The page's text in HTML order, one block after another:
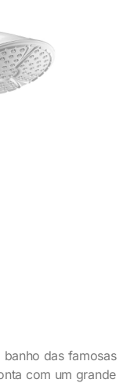
das famosas
com um grande